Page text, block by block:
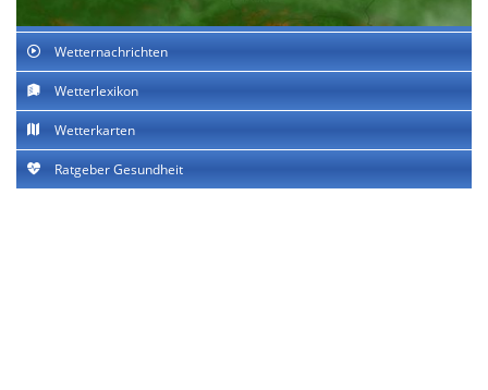
Wetternachrichten
Wetterlexikon
Wetterkarten
Ratgeber Gesundheit